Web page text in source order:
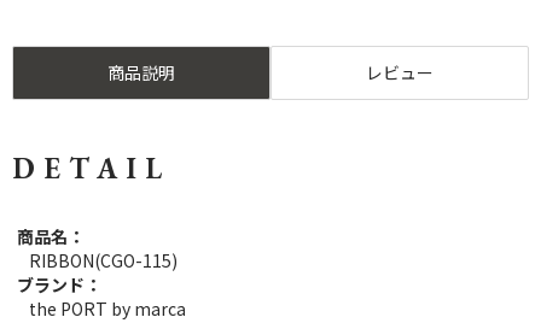
商品説明 レビュー
DETAIL
商品名：
RIBBON(CGO-115)
ブランド：
the PORT by marca